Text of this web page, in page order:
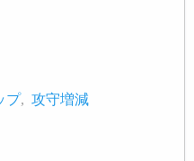
プ, 攻守増減